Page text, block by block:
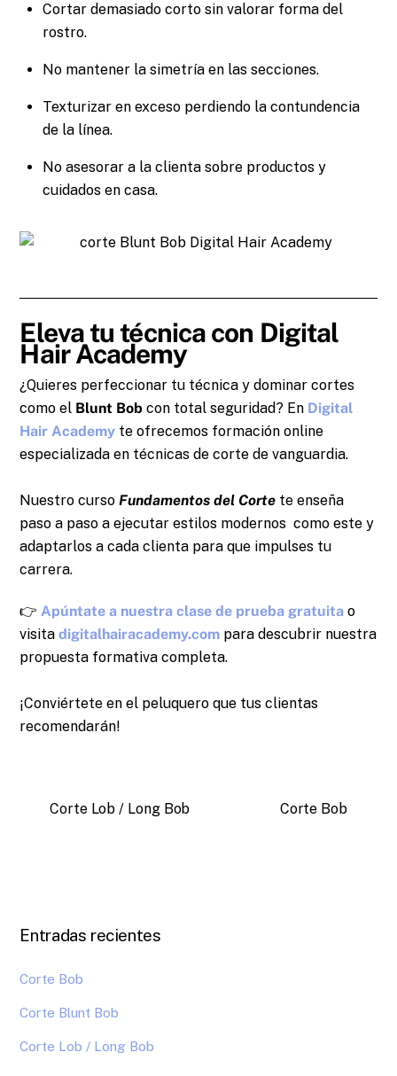
Cortar demasiado corto sin valorar forma del
rostro.
No mantener la simetría en las secciones.
Texturizar en exceso perdiendo la contundencia
de la línea.
No asesorar a la clienta sobre productos y
cuidados en casa.
Eleva tu técnica con Digital
Hair Academy
¿Quieres perfeccionar tu técnica y dominar cortes
como el Blunt Bob con total seguridad? En Digital
Hair Academy te ofrecemos formación online
especializada en técnicas de corte de vanguardia.
Nuestro cursoFundamentos del Corte te enseña
paso a paso a ejecutar estilos modernos como este y
adaptarlos a cada clienta para que impulses tu
carrera.
👉 Apúntate a nuestra clase de prueba gratuita o
visitadigitalhairacademy.com para descubrir nuestra
propuesta formativa completa.
¡Conviértete en el peluquero que tus clientas
recomendarán!
Corte Lob / Long Bob Corte Bob
Entradas recientes
Corte Bob
Corte Blunt Bob
Corte Lob / Long Bob